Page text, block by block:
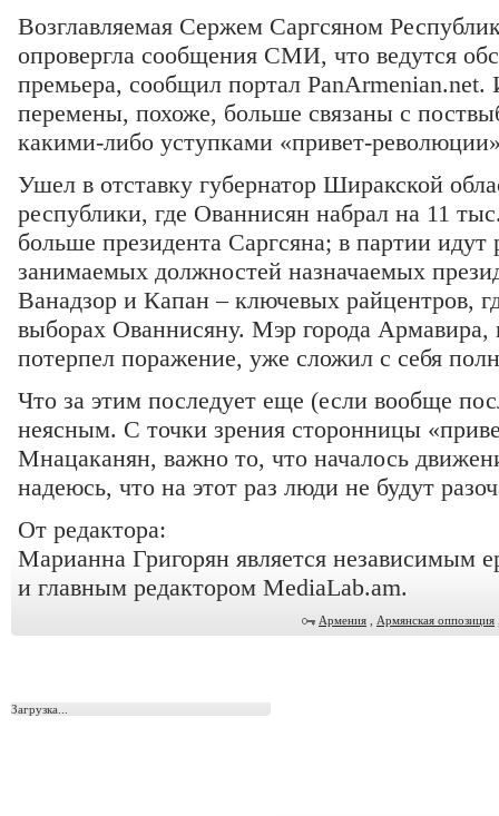
Возглавляемая Сержем Саргсяном
опровергла сообщения СМИ, что ведутся
премьера, сообщил портал
перемены, похоже, больше связаны с
какими-либо уступками «привет-
Ушел в отставку губернатор Ширакской
республики, где Ованнисян набрал на 11
больше президента Саргсяна; в партии
занимаемых должностей назначаемых
Ванадзор и Капан – ключевых райцентров,
выборах Ованнисяну. Мэр города Армавира,
потерпел поражение, уже сложил с себя
Что за этим последует еще (если вообще
неясным. С точки зрения сторонницы
Мнацаканян, важно то, что началось
надеюсь, что на этот раз люди не будут
От редактора:
Марианна Григорян является независимым
и главным редактором MediaLab.am.
Армения Армянская оппозиция
Загрузка...